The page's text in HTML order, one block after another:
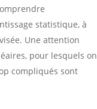
statistique, à
Une attention
pour lesquels on
compliqués sont